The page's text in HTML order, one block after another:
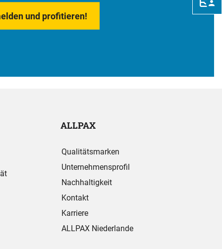
und profitieren!
ALLPAX
Qualitätsmarken
Unternehmensprofil
Nachhaltigkeit
Kontakt
Karriere
ALLPAX Niederlande